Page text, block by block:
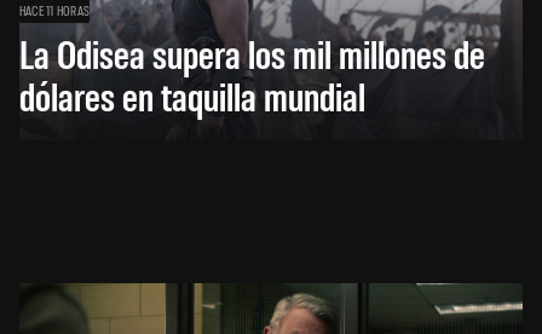
HACE 11 HORAS
La Odisea supera los mil millones de
dólares en taquilla mundial